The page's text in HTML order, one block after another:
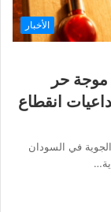
الأخبار
موجة حر
انقطاع
في السودان